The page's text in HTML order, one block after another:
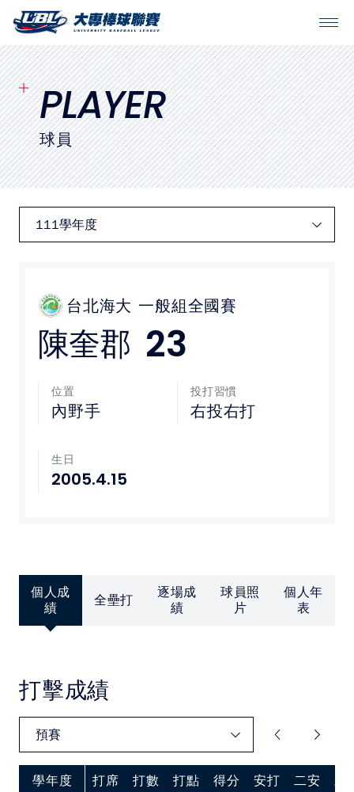
SITEMAP
首頁
球隊戰績
賽程表
球隊與球員
比賽場地
最新消息
下載專區
聯絡我們
網站使用條款
中華民國大專院校體育總會
PLAYER
球員
台北海大 一般組全國賽
陳奎郡 23
位置
內野手
投打習慣
右投右打
生日
2005.4.15
個人成
績
全壘打
逐場成
績
球員照
片
個人年
表
打擊成績
學年度 打席 打數 打點 得分 安打 二安 三